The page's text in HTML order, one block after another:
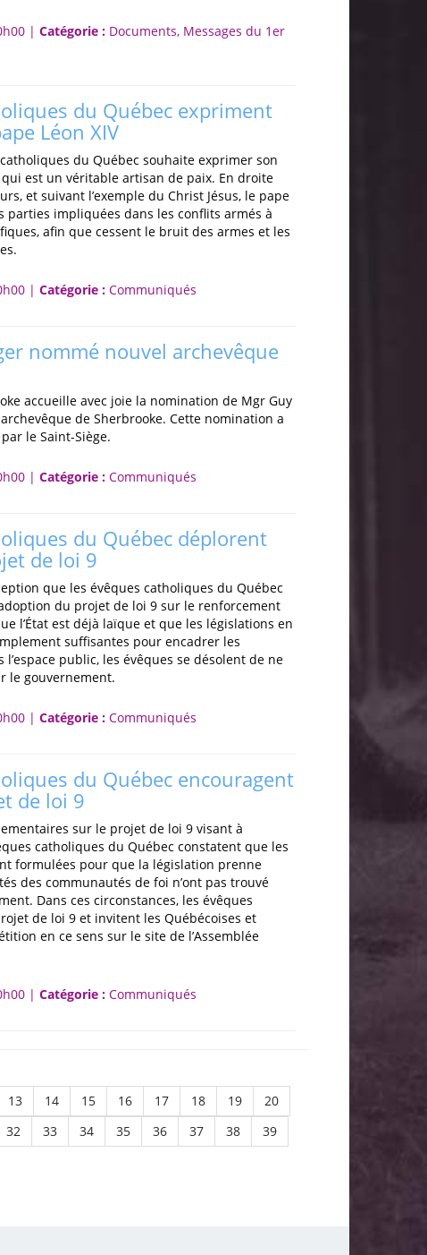
| Catégorie :Documents, Messages du 1er
du Québec expriment
Léon XIV
catholiques du Québec souhaite exprimer son
qui est un véritable artisan de paix. En droite
et suivant l’exemple du Christ Jésus, le pape
parties impliquées dans les conflits armés à
afin que cessent le bruit des armes et les
| Catégorie :Communiqués
nommé nouvel archevêque
accueille avec joie la nomination de Mgr Guy
de Sherbrooke. Cette nomination a
le Saint-Siège.
| Catégorie :Communiqués
du Québec déplorent
de loi 9
que les évêques catholiques du Québec
du projet de loi 9 sur le renforcement
l’État est déjà laïque et que les législations en
suffisantes pour encadrer les
public, les évêques se désolent de ne
le gouvernement.
| Catégorie :Communiqués
du Québec encouragent
de loi 9
sur le projet de loi 9 visant à
catholiques du Québec constatent que les
formulées pour que la législation prenne
des communautés de foi n’ont pas trouvé
Dans ces circonstances, les évêques
de loi 9 et invitent les Québécoises et
en ce sens sur le site de l’Assemblée
| Catégorie :Communiqués
13 14 15 16 17 18 19
20
32 33 34 35 36 37 38
39